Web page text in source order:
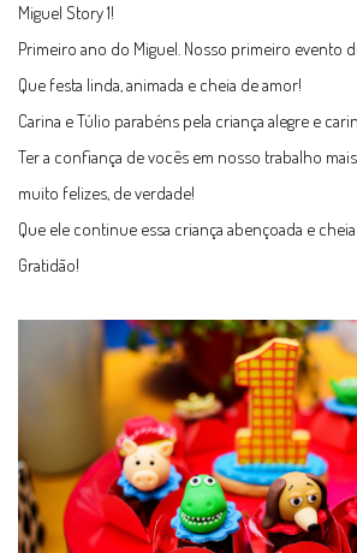
Miguel Story 1!
Primeiro ano do Miguel. Nosso primeiro evento
Que festa linda, animada e cheia de amor!
Carina e Túlio parabéns pela criança alegre e
Ter a confiança de vocês em nosso trabalho
muito felizes, de verdade!
Que ele continue essa criança abençoada e
Gratidão!